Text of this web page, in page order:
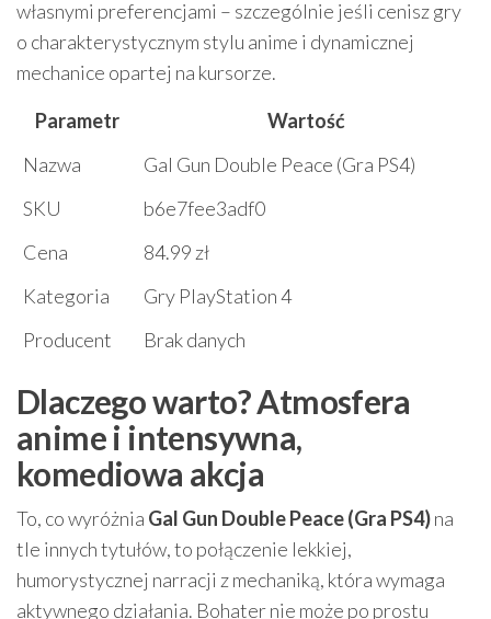
własnymi preferencjami – szczególnie jeśli cenisz gry
o charakterystycznym stylu anime i dynamicznej
mechanice opartej na kursorze.
Parametr
Wartość
Nazwa
Gal Gun Double Peace (Gra PS4)
SKU
b6e7fee3adf0
Cena
84.99 zł
Kategoria
Gry PlayStation 4
Producent
Brak danych
Dlaczego warto? Atmosfera
anime i intensywna,
komediowa akcja
To, co wyróżnia Gal Gun Double Peace (Gra PS4)na
tle innych tytułów, to połączenie lekkiej,
humorystycznej narracji z mechaniką, która wymaga
aktywnego działania. Bohater nie może po prostu